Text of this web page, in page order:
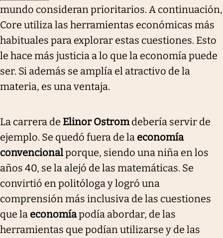
mundo consideran prioritarios. A continuación,
Core utiliza las herramientas económicas más
habituales para explorar estas cuestiones. Esto
le hace más justicia a lo que la economía puede
ser. Si además se amplía el atractivo de la
materia, es una ventaja.
La carrera de Elinor Ostromdebería servir de
ejemplo. Se quedó fuera de la economía
convencionalporque, siendo una niña en los
años 40, se la alejó de las matemáticas. Se
convirtió en politóloga y logró una
comprensión más inclusiva de las cuestiones
que la economíapodía abordar, de las
herramientas que podían utilizarse y de las